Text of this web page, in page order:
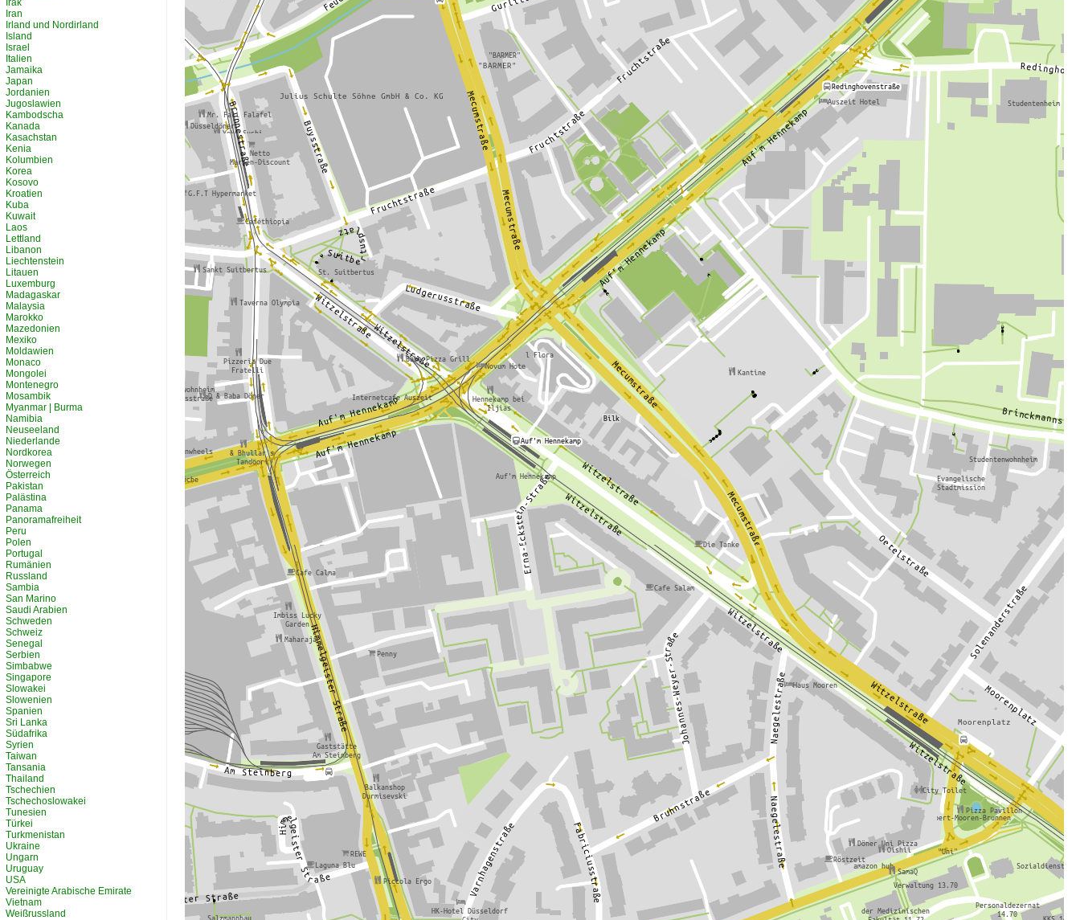
Irak
Iran
Irland und Nordirland
Island
Israel
Italien
Jamaika
Japan
Jordanien
Jugoslawien
Kambodscha
Kanada
Kasachstan
Kenia
Kolumbien
Korea
Kosovo
Kroatien
Kuba
Kuwait
Laos
Lettland
Libanon
Liechtenstein
Litauen
Luxemburg
Madagaskar
Malaysia
Marokko
Mazedonien
Mexiko
Moldawien
Monaco
Mongolei
Montenegro
Mosambik
Myanmar | Burma
Namibia
Neuseeland
Niederlande
Nordkorea
Norwegen
Österreich
Pakistan
Palästina
Panama
Panoramafreiheit
Peru
Polen
Portugal
Rumänien
Russland
Sambia
San Marino
Saudi Arabien
Schweden
Schweiz
Senegal
Serbien
Simbabwe
Singapore
Slowakei
Slowenien
Spanien
Sri Lanka
Südafrika
Syrien
Taiwan
Tansania
Thailand
Tschechien
Tschechoslowakei
Tunesien
Türkei
Turkmenistan
Ukraine
Ungarn
Uruguay
USA
Vereinigte Arabische Emirate
Vietnam
Weißrussland